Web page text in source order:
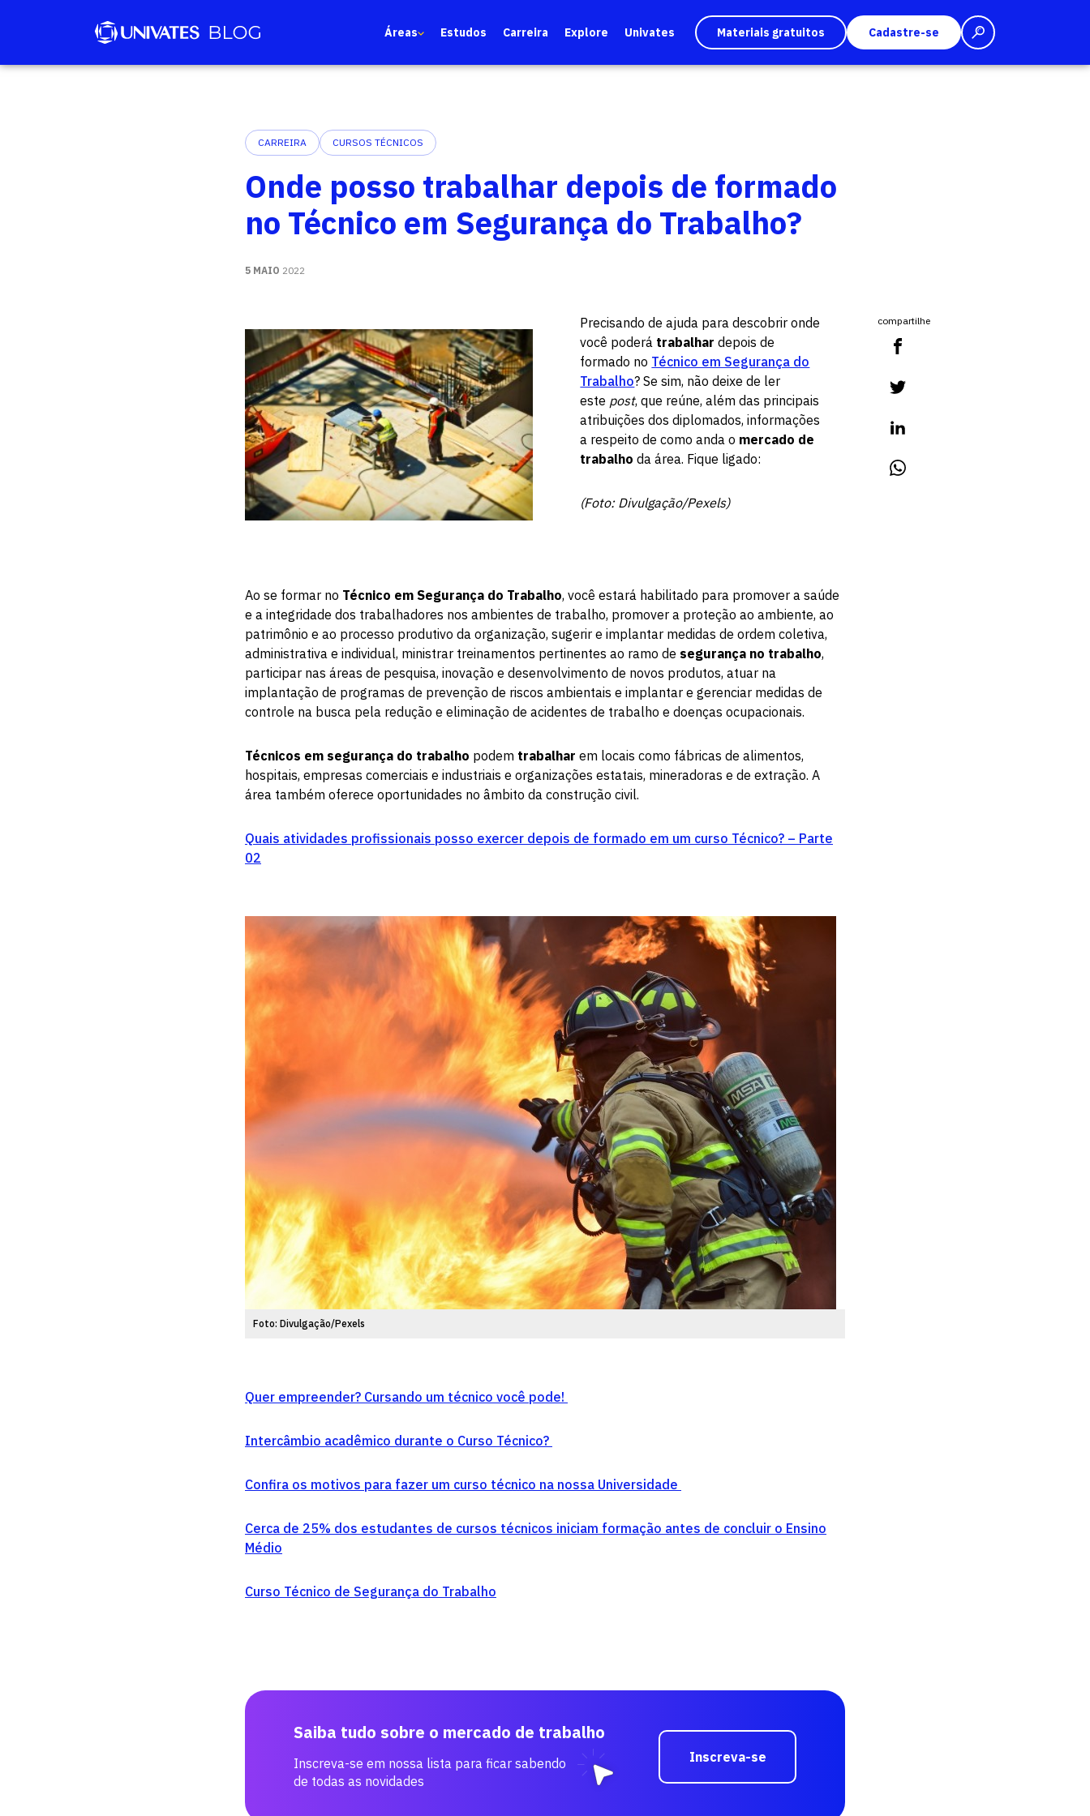
Áreas Estudos Carreira Explore Univates Materiais gratuitos Cadastre-se
CARREIRA CURSOS TÉCNICOS
Onde posso trabalhar depois de formado
no Técnico em Segurança do Trabalho?
5 MAIO 2022
Precisando de ajuda para descobrir onde
você poderá trabalhar depois de
formado no Técnico em Segurança do
Trabalho? Se sim, não deixe de ler
este post, que reúne, além das principais
atribuições dos diplomados, informações
a respeito de como anda o mercado de
trabalho da área. Fique ligado:
(Foto: Divulgação/Pexels)
Ao se formar no Técnico em Segurança do Trabalho, você estará habilitado para promover a saúde
e a integridade dos trabalhadores nos ambientes de trabalho, promover a proteção ao ambiente, ao
patrimônio e ao processo produtivo da organização, sugerir e implantar medidas de ordem coletiva,
administrativa e individual, ministrar treinamentos pertinentes ao ramo de segurança no trabalho,
participar nas áreas de pesquisa, inovação e desenvolvimento de novos produtos, atuar na
implantação de programas de prevenção de riscos ambientais e implantar e gerenciar medidas de
controle na busca pela redução e eliminação de acidentes de trabalho e doenças ocupacionais.
Técnicos em segurança do trabalho podem trabalhar em locais como fábricas de alimentos,
hospitais, empresas comerciais e industriais e organizações estatais, mineradoras e de extração. A
área também oferece oportunidades no âmbito da construção civil.
Quais atividades profissionais posso exercer depois de formado em um curso Técnico? – Parte
02
Foto: Divulgação/Pexels
Quer empreender? Cursando um técnico você pode!
Intercâmbio acadêmico durante o Curso Técnico?
Confira os motivos para fazer um curso técnico na nossa Universidade
Cerca de 25% dos estudantes de cursos técnicos iniciam formação antes de concluir o Ensino
Médio
Curso Técnico de Segurança do Trabalho
compartilhe
Saiba tudo sobre o mercado de trabalho
Inscreva-se em nossa lista para ficar sabendo
de todas as novidades
Inscreva-se